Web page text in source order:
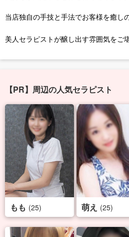
当店独自の手技と手法でお客様を癒し
美人セラピストが醸し出す雰囲気をご
【PR】周辺の人気セラピスト
もも (25) 萌え (25)